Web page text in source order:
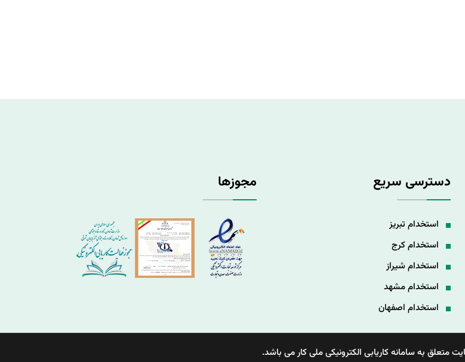
دسترسی سریع
استخدام تبریز
استخدام کرج
استخدام شیراز
استخدام مشهد
استخدام اصفهان
مجوزها
به سامانه کاریابی الکترونیکی ملی کار می باشد.